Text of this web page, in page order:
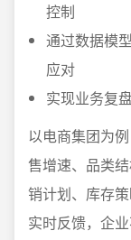
控制
通过数据模
应对
实现业务复
以电商集团为
售增速、品类
销计划、库存
实时反馈，企